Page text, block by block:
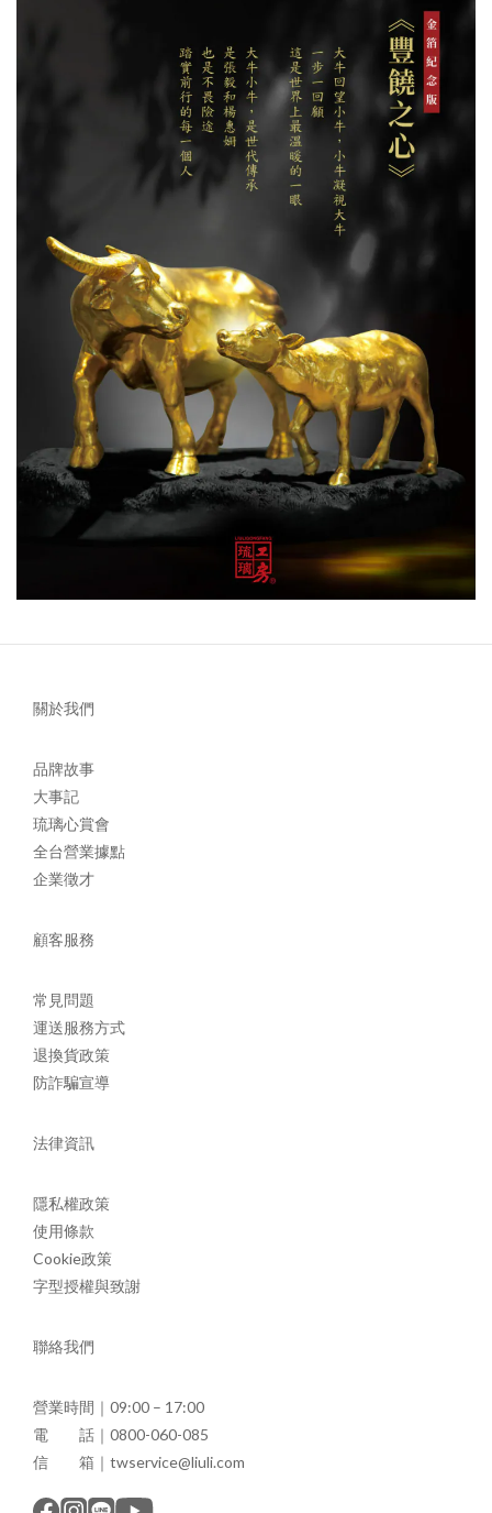
關於我們
品牌故事
大事記
琉璃心賞會
全台營業據點
企業徵才
顧客服務
常見問題
運送服務方式
退換貨政策
防詐騙宣導
法律資訊
隱私權政策
使用條款
Cookie政策
字型授權與致謝
聯絡我們
營業時間｜09:00 – 17:00
電 話｜0800-060-085
信 箱｜twservice@liuli.com